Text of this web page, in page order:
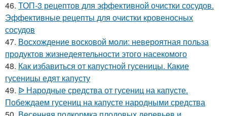
46. ТОП-3 рецептов для эффективной очистки сосудов.
Эффективные рецепты для очистки кровеносных
сосудов
47. Восхождение восковой моли: невероятная польза
продуктов жизнедеятельности этого насекомого
48. Как избавиться от капустной гусеницы. Какие
гусеницы едят капусту
49. ᐉ Народные средства от гусениц на капусте.
Побеждаем гусениц на капусте народными средства